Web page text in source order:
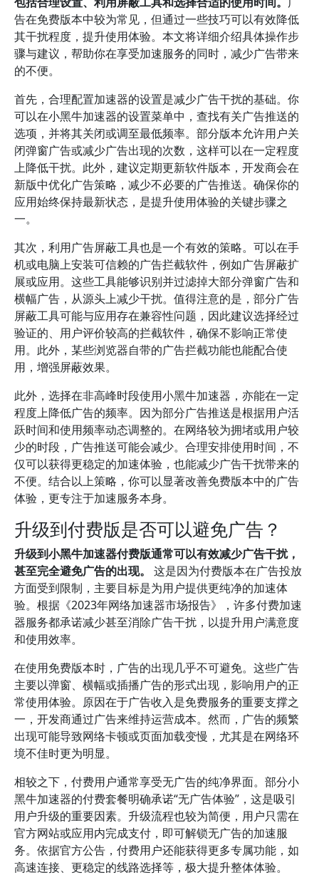
告在免费版本中较为常见，但通过一些技巧可以有效降低
其干扰程度，提升使用体验。本文将详细介绍具体操作步
骤与建议，帮助你在享受加速服务的同时，减少广告带来
的不便。
首先，合理配置加速器的设置是减少广告干扰的基础。你
可以在小黑牛加速器的设置菜单中，查找有关广告推送的
选项，并将其关闭或调至最低频率。部分版本允许用户关
闭弹窗广告或减少广告出现的次数，这样可以在一定程度
上降低干扰。此外，建议定期更新软件版本，开发商会在
新版中优化广告策略，减少不必要的广告推送。确保你的
应用始终保持最新状态，是提升使用体验的关键步骤之
一。
其次，利用广告屏蔽工具也是一个有效的策略。可以在手
机或电脑上安装可信赖的广告拦截软件，例如广告屏蔽扩
展或应用。这些工具能够识别并过滤掉大部分弹窗广告和
横幅广告，从源头上减少干扰。值得注意的是，部分广告
屏蔽工具可能与应用存在兼容性问题，因此建议选择经过
验证的、用户评价较高的拦截软件，确保不影响正常使
用。此外，某些浏览器自带的广告拦截功能也能配合使
用，增强屏蔽效果。
此外，选择在非高峰时段使用小黑牛加速器，亦能在一定
程度上降低广告的频率。因为部分广告推送是根据用户活
跃时间和使用频率动态调整的。在网络较为拥堵或用户较
少的时段，广告推送可能会减少。合理安排使用时间，不
仅可以获得更稳定的加速体验，也能减少广告干扰带来的
不便。结合以上策略，你可以显著改善免费版本中的广告
体验，更专注于加速服务本身。
升级到付费版是否可以避免广告？
升级到小黑牛加速器付费版通常可以有效减少广告干扰，
甚至完全避免广告的出现。
这是因为付费版本在广告投放
方面受到限制，主要目标是为用户提供更纯净的加速体
验。根据《2023年网络加速器市场报告》，许多付费加速
器服务都承诺减少甚至消除广告干扰，以提升用户满意度
和使用效率。
在使用免费版本时，广告的出现几乎不可避免。这些广告
主要以弹窗、横幅或插播广告的形式出现，影响用户的正
常使用体验。原因在于广告收入是免费服务的重要支撑之
一，开发商通过广告来维持运营成本。然而，广告的频繁
出现可能导致网络卡顿或页面加载变慢，尤其是在网络环
境不佳时更为明显。
相较之下，付费用户通常享受无广告的纯净界面。部分小
黑牛加速器的付费套餐明确承诺“无广告体验”，这是吸引
用户升级的重要因素。升级流程也较为简便，用户只需在
官方网站或应用内完成支付，即可解锁无广告的加速服
务。依据官方公告，付费用户还能获得更多专属功能，如
高速连接、更稳定的线路选择等，极大提升整体体验。